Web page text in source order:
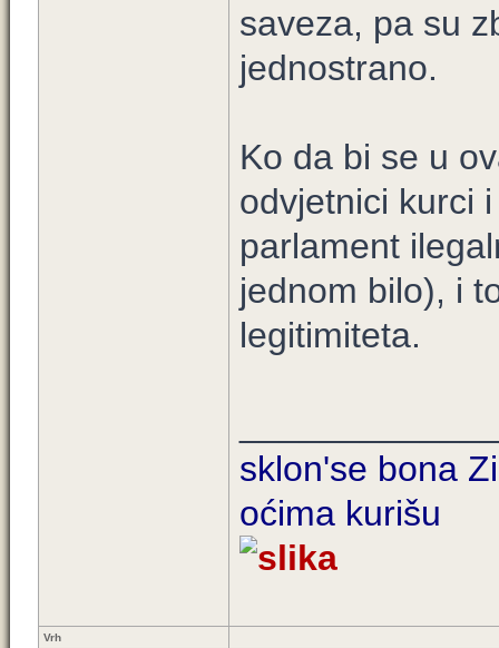
saveza, pa su
jednostrano.
Ko da bi se u
odvjetnici kurci
parlament
jednom bilo), i
legitimiteta.
sklon'se bona
oćima kurišu
Vrh